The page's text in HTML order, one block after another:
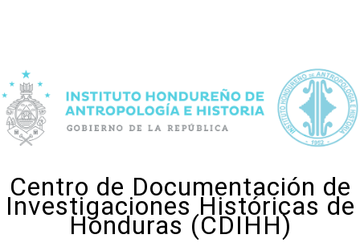
Centro de Documentación de
Investigaciones Históricas de
Honduras (CDIHH)